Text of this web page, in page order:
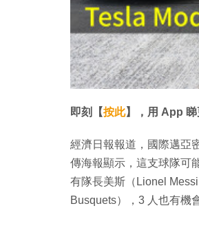
即刻【按此】，用 App
經濟日報報道，國際邁亞
傳海報顯示，這支球隊可
有隊長美斯（Lionel
Busquets），3 人也有機